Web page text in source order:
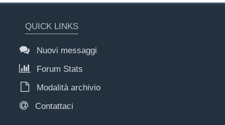
QUICK LINKS
Nuovi messaggi
Forum Stats
Modalità archivio
Contattaci